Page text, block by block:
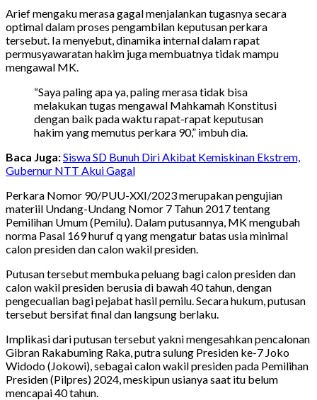
Arief mengaku merasa gagal menjalankan tugasnya secara
optimal dalam proses pengambilan keputusan perkara
tersebut. Ia menyebut, dinamika internal dalam rapat
permusyawaratan hakim juga membuatnya tidak mampu
mengawal MK.
“Saya paling apa ya, paling merasa tidak bisa
melakukan tugas mengawal Mahkamah Konstitusi
dengan baik pada waktu rapat-rapat keputusan
hakim yang memutus perkara 90,” imbuh dia.
Baca Juga:Siswa SD Bunuh Diri Akibat Kemiskinan Ekstrem,
Gubernur NTT Akui Gagal
Perkara Nomor 90/PUU-XXI/2023 merupakan pengujian
materiil Undang-Undang Nomor 7 Tahun 2017 tentang
Pemilihan Umum (Pemilu). Dalam putusannya, MK mengubah
norma Pasal 169 huruf q yang mengatur batas usia minimal
calon presiden dan calon wakil presiden.
Putusan tersebut membuka peluang bagi calon presiden dan
calon wakil presiden berusia di bawah 40 tahun, dengan
pengecualian bagi pejabat hasil pemilu. Secara hukum, putusan
tersebut bersifat final dan langsung berlaku.
Implikasi dari putusan tersebut yakni mengesahkan pencalonan
Gibran Rakabuming Raka, putra sulung Presiden ke-7 Joko
Widodo (Jokowi), sebagai calon wakil presiden pada Pemilihan
Presiden (Pilpres) 2024, meskipun usianya saat itu belum
mencapai 40 tahun.